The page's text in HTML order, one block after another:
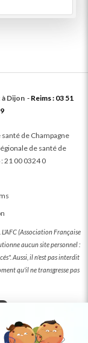
à Dijon - Reims : 03 51
de Champagne
de santé de
21 00 0324 0
(Association Française
aucun site personnel :
Aussi, il n'est pas interdit
qu'il ne transgresse pas